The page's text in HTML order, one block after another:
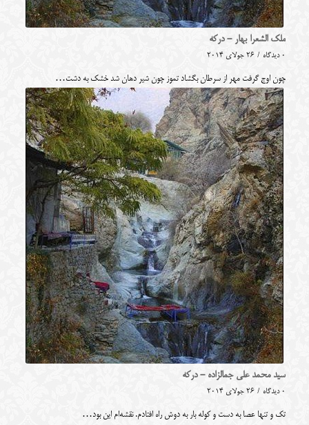
ملک الشعرا بهار - درکه
0 دیدگاه / 26 جولای 2014
چون اوج گرفت مهر از سرطان بگشاد تموز چون شیر دهان شد خشک به‌ دشت…
سید محمد علی جمالزاده - درکه
0 دیدگاه / 26 جولای 2014
تک و تنها عصا به دست و کوله بار به دوش راه افتادم. نقشه‌ام این بود…